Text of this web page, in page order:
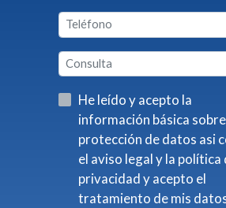
He leído y acepto la
información básica sobre
protección de datos asi como
el aviso legal y la política de
privacidad y acepto el
tratamiento de mis